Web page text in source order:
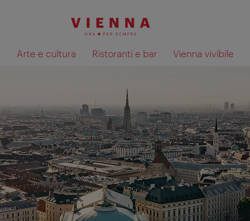
Arte e cultura Ristoranti e bar Vienna vivibile